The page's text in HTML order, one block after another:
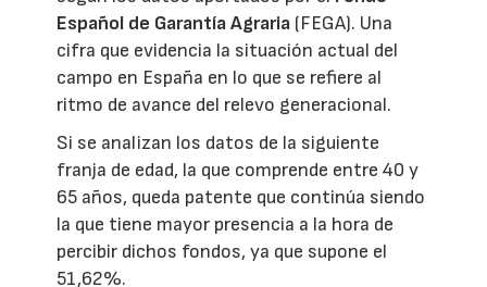
Español de Garantía Agraria (FEGA). Una
cifra que evidencia la situación actual del
campo en España en lo que se refiere al
ritmo de avance del relevo generacional.
Si se analizan los datos de la siguiente
franja de edad, la que comprende entre 40 y
65 años, queda patente que continúa siendo
la que tiene mayor presencia a la hora de
percibir dichos fondos, ya que supone el
51,62%.